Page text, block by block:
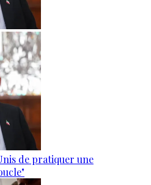
de pratiquer une